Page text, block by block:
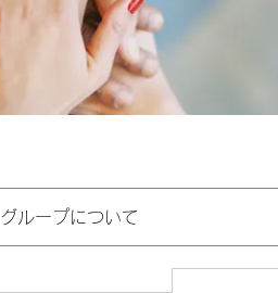
グループについて